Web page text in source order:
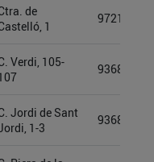
de
1
Verdi, 105-
Jordi de Sant
1-3